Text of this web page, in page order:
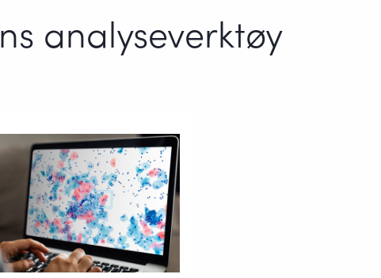
analyseverktøy